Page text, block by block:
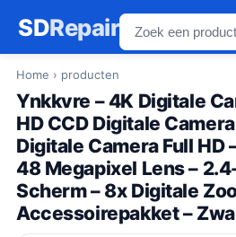
SDRepair
Home › producten
Ynkkvre – 4K Digitale
HD CCD Digitale
Digitale Camera Full HD
48 Megapixel Lens –
Scherm – 8x Digitale
Accessoirepakket –